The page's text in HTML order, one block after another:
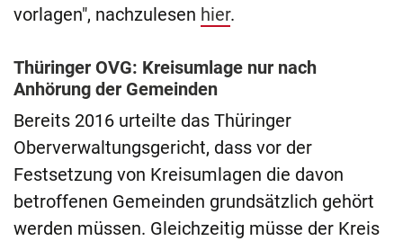
vorlagen", nachzulesen hier.
Thüringer OVG: Kreisumlage nur nach
Anhörung der Gemeinden
Bereits 2016 urteilte das Thüringer
Oberverwaltungsgericht, dass vor der
Festsetzung von Kreisumlagen die davon
betroffenen Gemeinden grundsätzlich gehört
werden müssen. Gleichzeitig müsse der Kreis